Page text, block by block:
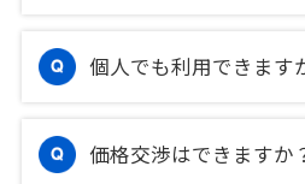
個人でも利用できます
価格交渉はできますか